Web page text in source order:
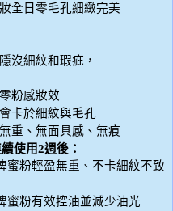
全日零毛孔細緻完美
沒細紋和瑕疵，
粉感妝效
卡於細紋與毛孔
重、無面具感、無痕
使用2週後：
蜜粉輕盈無重、不卡細紋不致
蜜粉有效控油並減少油光